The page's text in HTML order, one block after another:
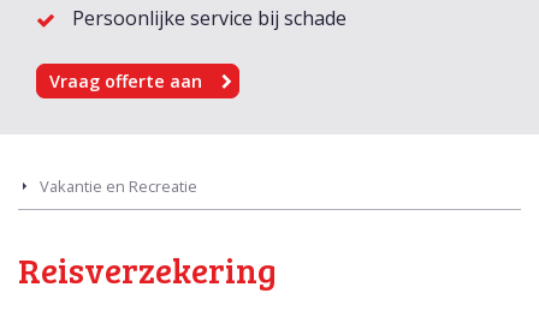
Persoonlijke service bij schade
Vraag offerte aan
Vakantie en Recreatie
Reisverzekering